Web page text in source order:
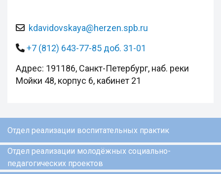
kdavidovskaya@herzen.spb.ru
+7 (812) 643-77-85 доб. 31-01
Адрес: 191186, Санкт-Петербург, наб. реки
Мойки 48, корпус 6, кабинет 21
Отдел реализации воспитательных практик
Отдел реализации молодёжных социально-
педагогических проектов